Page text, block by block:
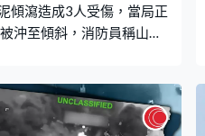
傾瀉造成3人受傷，當局正
沖至傾斜，消防員稱山泥
者。 本州多地持續狂風暴
移向東部海域，並逐步減